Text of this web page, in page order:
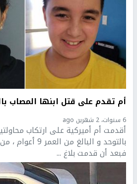
أم تقدم على قتل ابنها المصاب
6 سنوات، 2 شهرين ago
أقدمت أم أميركية على ارتكاب
بالتوحد و البالغ
فبعد أن قدمت بلاغ ...